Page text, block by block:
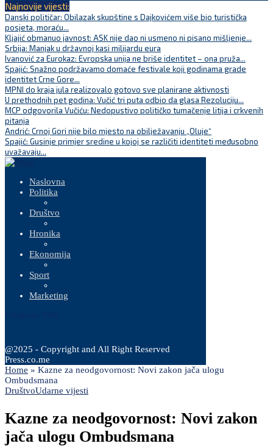
Najnovije vijesti:
Danski političar: Obilazak skupštine s Dajkovićem više bio turistička
posjeta, moraću...
Kljajić obmanuo javnost: ASK nije dao ni usmeno ni pisano mišljenje...
Srbija: Manjak u državnoj kasi milijardu eura
Ivanović za Eurokaz: Evropska unija ne briše identitet – ona pruža...
Spajić: Snažno podržavamo domaće festivale koji godinama grade
identitet Crne Gore...
MPNI do kraja jula realizovalo gotovo sve planirane aktivnosti
U prethodnih pet godina: Vučić tri puta odbio da glasa Rezoluciju...
MCP odgovorila Vučiću: Nedopustivo političko tumačenje litija i crkvenih
pitanja
Andrić: Crnoj Gori nije bilo mjesto na obilježavanju „Oluje“
Spajić: Gusinje primjer sredine u kojoj se različiti identiteti međusobno
uvažavaju...
Naslovna
Politika
Društvo
Hronika
Ekonomija
Sport
Marketing
@2025 - Copyright and All Right Reserved
Press.co.me
Home » Kazne za neodgovornost: Novi zakon jača ulogu
Ombudsmana
DruštvoUdarne vijesti
Kazne za neodgovornost: Novi zakon
jača ulogu Ombudsmana